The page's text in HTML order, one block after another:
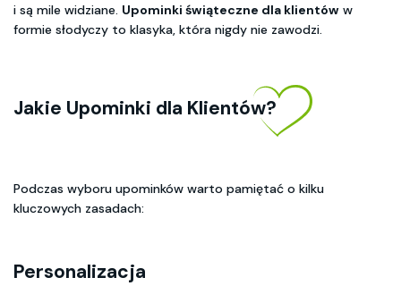
i są mile widziane. Upominki świąteczne dla klientów w
formie słodyczy to klasyka, która nigdy nie zawodzi.
Jakie Upominki dla Klientów?
Podczas wyboru upominków warto pamiętać o kilku
kluczowych zasadach:
Personalizacja